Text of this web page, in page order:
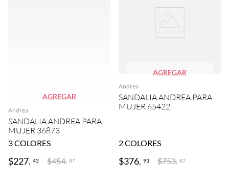
AGREGAR
Andrea
SANDALIA ANDREA PARA
MUJER 36873
3COLORES
$227. 43 $454. 87
AGREGAR
Andrea
SANDALIA ANDREA PARA
MUJER 65422
2COLORES
$376. 93 $753. 87